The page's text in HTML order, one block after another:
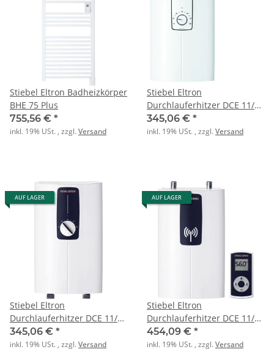
Stiebel Eltron Badheizkörper
BHE 75 Plus
755,56 € *
inkl. 19% USt. , zzgl.Versand
Stiebel Eltron
Durchlauferhitzer DCE 11/13
compact
345,06 € *
inkl. 19% USt. , zzgl.Versand
AUF LAGER
Stiebel Eltron
Durchlauferhitzer DCE 11/13
H
345,06 € *
inkl. 19% USt. , zzgl.Versand
AUF LAGER
Stiebel Eltron
Durchlauferhitzer DCE 11/13
RC compact
454,09 € *
inkl. 19% USt. , zzgl.Versand